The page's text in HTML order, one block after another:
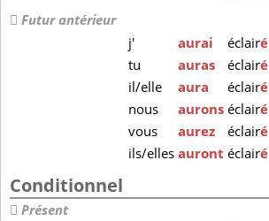
Futur antérieur
j'
aurai éclairé
tu
auras éclairé
il/elle
aura éclairé
nous
auronséclairé
vous
aurez éclairé
ils/ellesauront éclairé
Conditionnel
Présent